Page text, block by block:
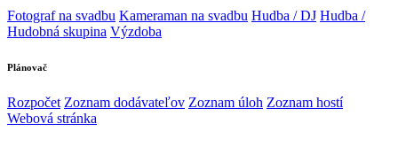
Fotograf na svadbu Kameraman na svadbu Hudba / DJ Hudba /
Hudobná skupina Výzdoba
Plánovač
Rozpočet Zoznam dodávateľov Zoznam úloh Zoznam hostí
Webová stránka